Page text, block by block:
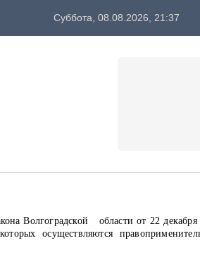
Суббота, 08.08.2026, 21:37
Волгоградской области от 22
осуществляются